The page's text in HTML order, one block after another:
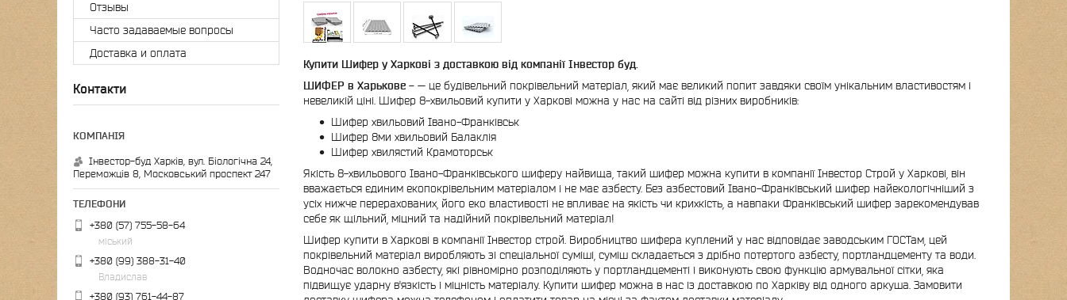
Купити Шифер у Харкові з доставкою від компанії Інвестор буд.
ШИФЕР в Харькове - — це будівельний покрівельний матеріал, який має великий попит завдяки своїм унікальним властивостям і
невеликій ціні. Шифер 8-хвильовий купити у Харкові можна у нас на сайті від різних виробників:
Шифер хвильовий Івано-Франківськ
Шифер 8ми хвильовий Балаклія
Шифер хвилястий Крамоторськ
Якість 8-хвильового Івано-Франківського шиферу найвища, такий шифер можна купити в компанії Інвестор Строй у Харкові, він
вважається єдиним екопокрівельним матеріалом і не має азбесту. Без азбестовий Івано-Франківський шифер найекологічніший з
усіх нижче перерахованих, його еко властивості не впливає на якість чи крихкість, а навпаки Франківський шифер зарекомендував
себе як щільний, міцний та надійний покрівельний матеріал!
Шифер купити в Харкові в компанії Інвестор строй. Виробництво шифера куплений у нас відповідає заводським ГОСТам, цей
покрівельний матеріал виробляють зі спеціальної суміші, суміш складається з дрібно потертого азбесту, портландцементу та води.
Водночас волокно азбесту, які рівномірно розподіляють у портландцементі і виконують свою функцію армувальної сітки, яка
підвищує ударну в'язкість і міцність матеріалу. Купити шифер можна в нас із доставкою по Харківу від одного аркуша. Замовити
Отзывы
Часто задаваемые вопросы
Доставка и оплата
Контакти
Інвестор-буд Харків, вул. Біологічна 24,
Переможців 8, Московський проспект 247
+380 (57) 755-58-64
міський
+380 (99) 388-31-40
Владислав
+380 (93) 761-44-87